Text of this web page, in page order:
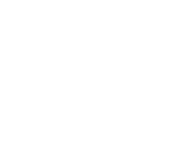
harte und weiche Böden